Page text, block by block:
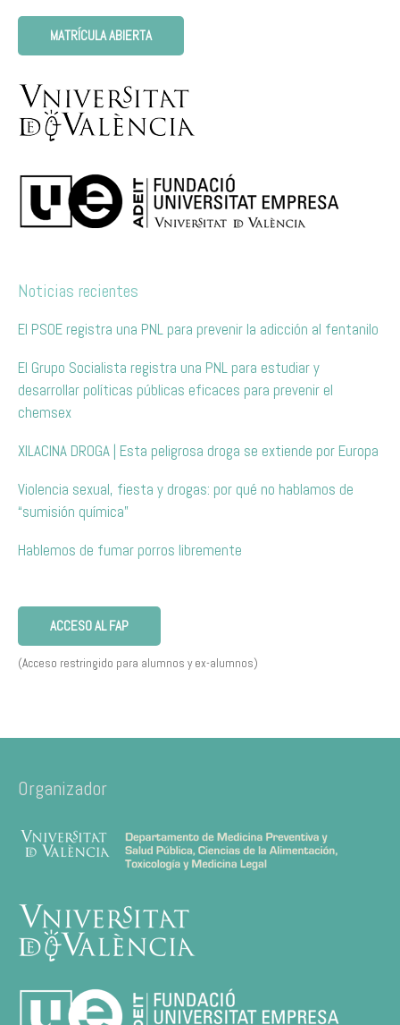
MATRÍCULA ABIERTA
Noticias recientes
El PSOE registra una PNL para prevenir la adicción al fentanilo
El Grupo Socialista registra una PNL para estudiar y
desarrollar políticas públicas eficaces para prevenir el
chemsex
XILACINA DROGA | Esta peligrosa droga se extiende por Europa
Violencia sexual, fiesta y drogas: por qué no hablamos de
“sumisión química”
Hablemos de fumar porros libremente
ACCESO AL FAP
(Acceso restringido para alumnos y ex-alumnos)
Organizador